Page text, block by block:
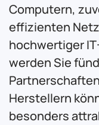
Computern,
effizienten
hochwertiger
werden Sie
Herstellern
besonders